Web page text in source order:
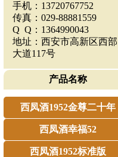
手机：13720767752
传真：029-88881559
Q Q：1364990043
地址：西安市高新区西部
大道117号
产品名称
西凤酒1952金尊二十年
西凤酒幸福52
西凤酒1952标准版